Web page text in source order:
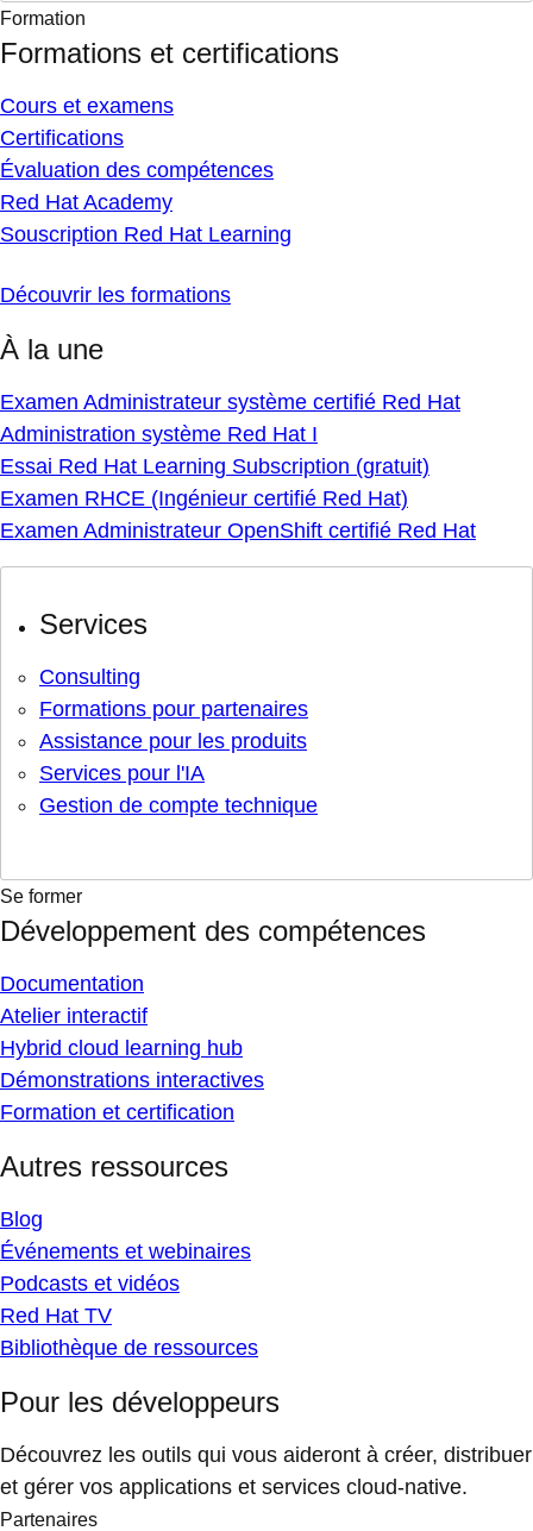
Formation
Formations et certifications
Cours et examens
Certifications
Évaluation des compétences
Red Hat Academy
Souscription Red Hat Learning
Découvrir les formations
À la une
Examen Administrateur système certifié Red Hat
Administration système Red Hat I
Essai Red Hat Learning Subscription (gratuit)
Examen RHCE (Ingénieur certifié Red Hat)
Examen Administrateur OpenShift certifié Red Hat
Services
Consulting
Formations pour partenaires
Assistance pour les produits
Services pour l'IA
Gestion de compte technique
Se former
Développement des compétences
Documentation
Atelier interactif
Hybrid cloud learning hub
Démonstrations interactives
Formation et certification
Autres ressources
Blog
Événements et webinaires
Podcasts et vidéos
Red Hat TV
Bibliothèque de ressources
Pour les développeurs
Découvrez les outils qui vous aideront à créer, distribuer
et gérer vos applications et services cloud-native.
Partenaires